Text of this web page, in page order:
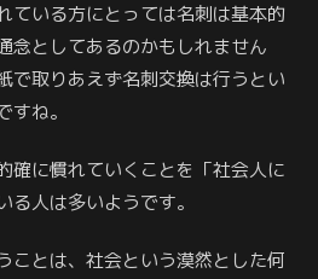
ている方にとっては名刺は基本的
念としてあるのかもしれません
で取りあえず名刺交換は行うとい
ね。
確に慣れていくことを「社会人に
人は多いようです。
ことは、社会という漠然とした何